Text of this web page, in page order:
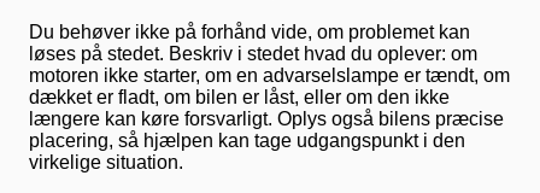
Du behøver ikke på forhånd vide, om problemet kan
løses på stedet. Beskriv i stedet hvad du oplever: om
motoren ikke starter, om en advarselslampe er tændt, om
dækket er fladt, om bilen er låst, eller om den ikke
længere kan køre forsvarligt. Oplys også bilens præcise
placering, så hjælpen kan tage udgangspunkt i den
virkelige situation.